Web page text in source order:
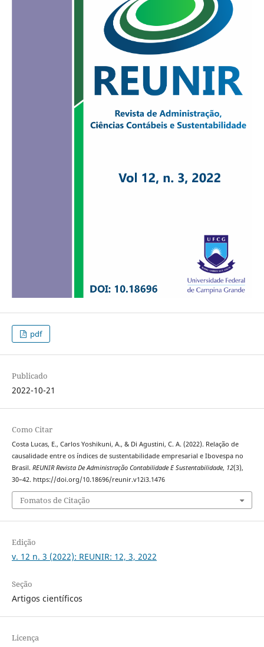
pdf
Publicado
2022-10-21
Como Citar
Costa Lucas, E., Carlos Yoshikuni, A., & Di Agustini, C. A. (2022). Relação de
causalidade entre os índices de sustentabilidade empresarial e Ibovespa no
Brasil. REUNIR Revista De Administração Contabilidade E Sustentabilidade, 12(3),
30–42. https://doi.org/10.18696/reunir.v12i3.1476
Fomatos de Citação
Edição
v. 12 n. 3 (2022): REUNIR: 12, 3, 2022
Seção
Artigos científicos
Licença